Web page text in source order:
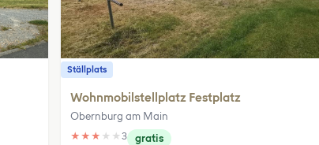
Ställplats
Wohnmobilstellplatz Festplatz
Obernburg am Main
★ ★ ★ ★ ★3 gratis